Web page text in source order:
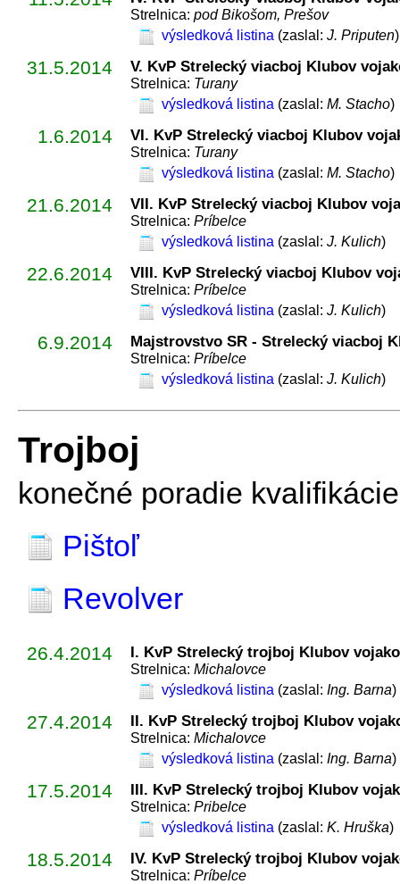
Strelnica: pod Bikošom, Prešov
výsledková listina (zaslal: J. Priputen)
31.5.2014 V. KvP Strelecký viacboj Klubov
Strelnica: Turany
výsledková listina (zaslal: M. Stacho)
1.6.2014 VI. KvP Strelecký viacboj Klubov
Strelnica: Turany
výsledková listina (zaslal: M. Stacho)
21.6.2014 VII. KvP Strelecký viacboj Klubov
Strelnica: Príbelce
výsledková listina (zaslal: J. Kulich)
22.6.2014 VIII. KvP Strelecký viacboj Klubov
Strelnica: Príbelce
výsledková listina (zaslal: J. Kulich)
6.9.2014 Majstrovstvo SR - Strelecký viacboj
Strelnica: Príbelce
výsledková listina (zaslal: J. Kulich)
Trojboj
konečné poradie kvalifikácie
Pištoľ
Revolver
26.4.2014 I. KvP Strelecký trojboj Klubov
Strelnica: Michalovce
výsledková listina (zaslal: Ing. Barna)
27.4.2014 II. KvP Strelecký trojboj Klubov
Strelnica: Michalovce
výsledková listina (zaslal: Ing. Barna)
17.5.2014 III. KvP Strelecký trojboj Klubov
Strelnica: Pribelce
výsledková listina (zaslal: K. Hruška)
18.5.2014 IV. KvP Strelecký trojboj Klubov
Strelnica: Príbelce